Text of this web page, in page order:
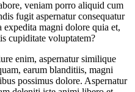
veniam porro aliquid cum
fugit aspernatur consequatur
magni dolore quia et,
cupiditate voluptatem?
enim, aspernatur similique
earum blanditiis, magni
possimus dolore. Aspernatur